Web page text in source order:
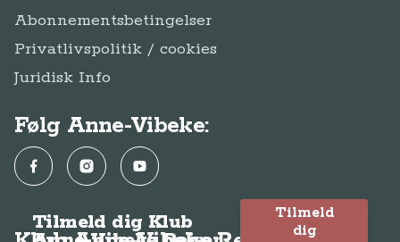
Abonnementsbetingelser
Privatlivspolitik / cookies
Juridisk Info
Følg Anne-Vibeke:
FacebookInstagramYouTube
Tilmeld dig Klub
Tilmeld
dig